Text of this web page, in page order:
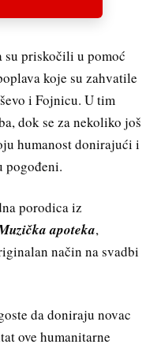
priskočili u pomoć
koje su zahvatile
i Fojnicu. U tim
dok se za nekoliko još
humanost donirajući i
pogođeni.
porodica iz
apoteka,
način na svadbi
da doniraju novac
ove humanitarne